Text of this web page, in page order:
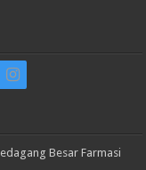
Besar Farmasi